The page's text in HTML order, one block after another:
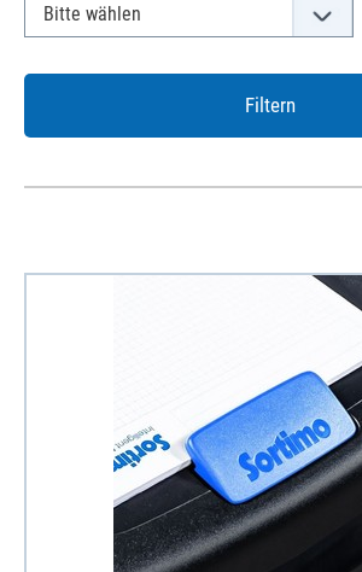
Filtern